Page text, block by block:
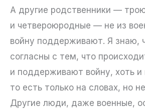
А другие родственники —
и четвероюродные — не из
войну поддерживают. Я знаю,
согласны с тем, что
и поддерживают войну, хоть и
то есть только на словах, но
Другие люди, даже военные,